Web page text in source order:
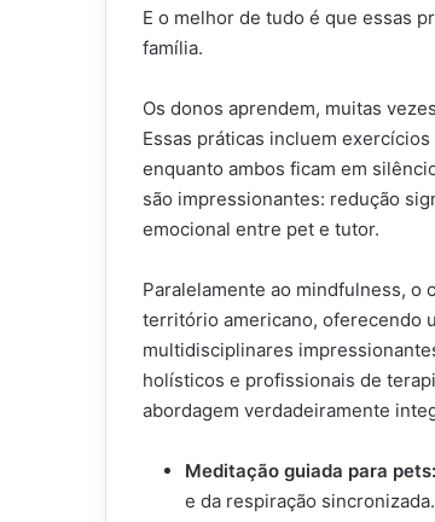
E o melhor de tudo é que essas
família.
Os donos aprendem, muitas
Essas práticas incluem
enquanto ambos ficam em
são impressionantes: redução
emocional entre pet e tutor.
Paralelamente ao mindfulness, o
território americano, oferecendo
multidisciplinares
holísticos e profissionais de
abordagem verdadeiramente
Meditação guiada para pets:
e da respiração sincronizada.